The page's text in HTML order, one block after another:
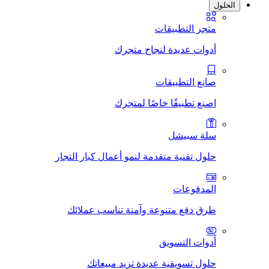
الحلول
متجر التطبيقات
أدوات عديدة لنجاح متجرك
صانع التطبيقات
اصنع تطبيقًا خاصًا لمتجرك
سلة سبيشل
حلول تقنية متقدمة لنمو أعمال كبار التجار
المدفوعات
طرق دفع متنوعة وآمنة تناسب عملائك
أدوات التسويق
حلول تسويقية عديدة تزيد مبيعاتك